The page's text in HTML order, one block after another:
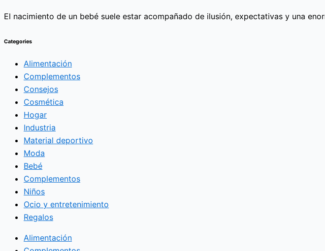
El nacimiento de un bebé suele estar acompañado de ilusión, expectativas y una
Categories
Alimentación
Complementos
Consejos
Cosmética
Hogar
Industria
Material deportivo
Moda
Bebé
Complementos
Niños
Ocio y entretenimiento
Regalos
Alimentación